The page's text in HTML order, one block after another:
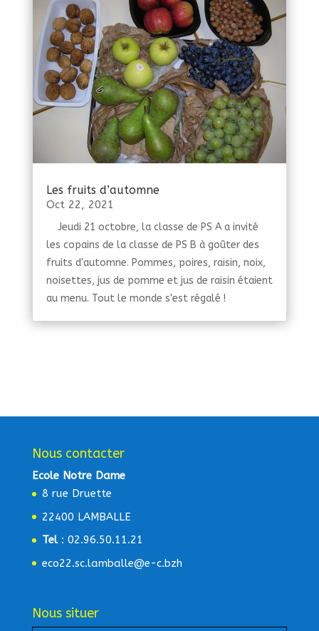
Les fruits d’automne
Oct 22, 2021
Jeudi 21 octobre, la classe de PS A a invité
les copains de la classe de PS B à goûter des
fruits d'automne. Pommes, poires, raisin, noix,
noisettes, jus de pomme et jus de raisin étaient
au menu. Tout le monde s'est régalé !
Nous contacter
Ecole Notre Dame
8 rue Druette
22400 LAMBALLE
Tel: 02.96.50.11.21
eco22.sc.lamballe@e-c.bzh
Nous situer